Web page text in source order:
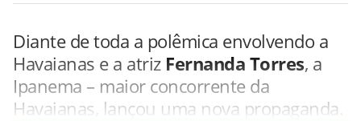
Diante de toda a polêmica envolvendo a
Havaianas e a atriz Fernanda Torres, a
Ipanema – maior concorrente da
Havaianas, lançou uma nova propaganda.